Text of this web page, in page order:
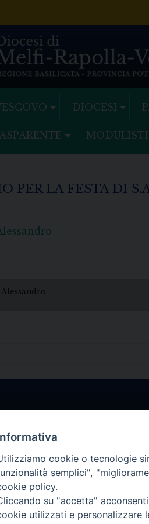
DIOCESI
PER LA FESTA DI
Alessandro
cookie o tecnologie
semplici",
policy.
su "accetta"
utilizzati e personalizzare